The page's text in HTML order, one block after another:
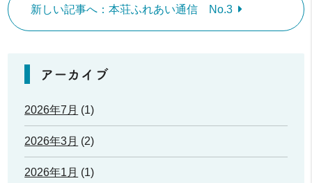
新しい記事へ：本荘ふれあい通信 No.3
アーカイブ
2026年7月 (1)
2026年3月 (2)
2026年1月 (1)